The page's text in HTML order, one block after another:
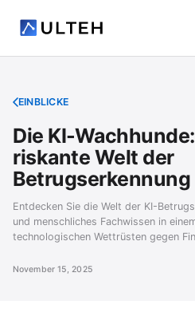
EINBLICKE
Die KI-
riskante Welt der
Betrugserkennung
Entdecken Sie die Welt der KI-
und menschliches Fachwissen in
technologischen Wettrüsten gegen
November 15, 2025